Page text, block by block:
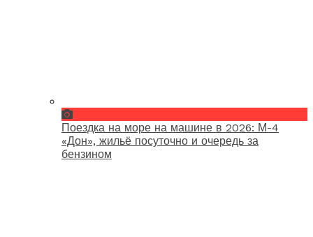
Поездка на море на машине в 2026: М-4
«Дон», жильё посуточно и очередь за
бензином